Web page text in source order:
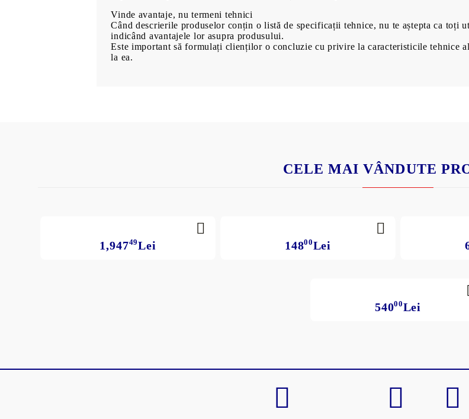
Vinde avantaje, nu termeni tehnici
Când descrierile produselor conțin o listă de specificații tehnice, nu te aștepta ca
indicând avantajele lor asupra produsului.
Este important să formulați clienților o concluzie cu privire la caracteristicile tehnice
la ea.
CELE MAI VÂNDUTE
1,94749Lei 14800Lei
54000Lei